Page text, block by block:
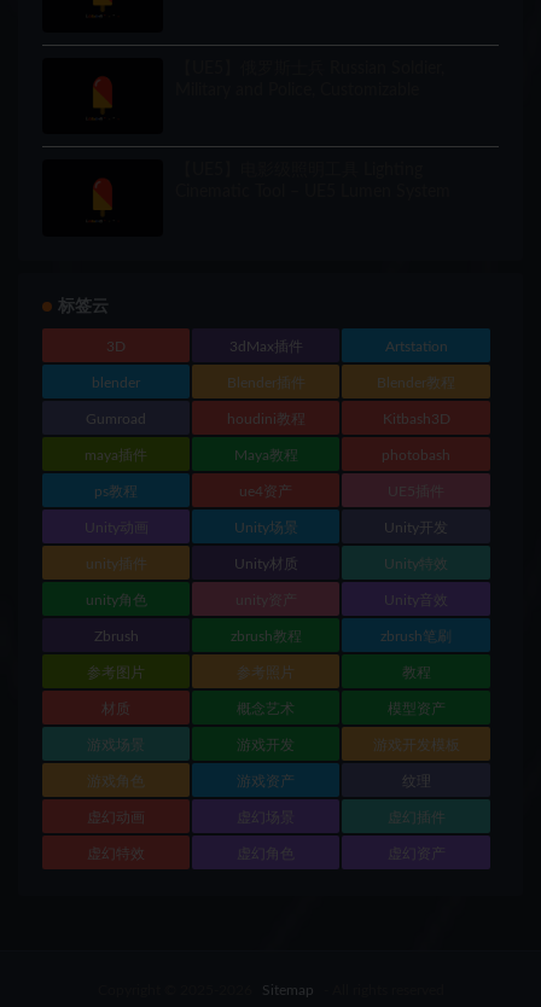
标签云
3D 3dMax插件 Artstation
blender Blender插件 Blender教程
Gumroad houdini教程 Kitbash3D
maya插件 Maya教程 photobash
ps教程 ue4资产 UE5插件
Unity动画 Unity场景 Unity开发
unity插件 Unity材质 Unity特效
unity角色 unity资产 Unity音效
Zbrush zbrush教程 zbrush笔刷
参考图片 参考照片 教程
材质 概念艺术 模型资产
游戏场景 游戏开发 游戏开发模板
游戏角色 游戏资产 纹理
虚幻动画 虚幻场景 虚幻插件
虚幻特效 虚幻角色 虚幻资产
Sitemap